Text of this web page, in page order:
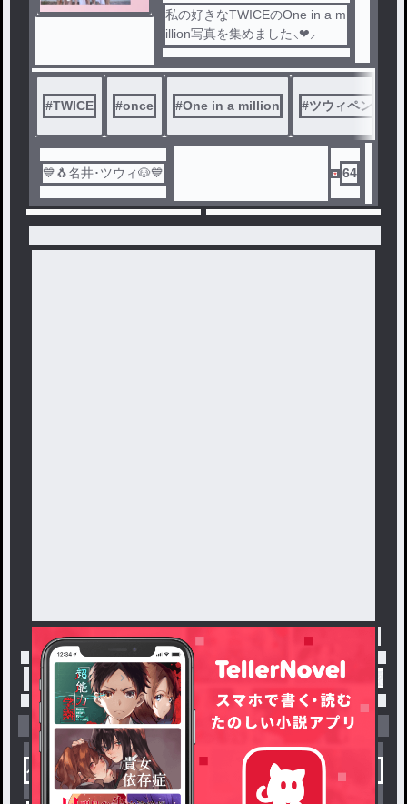
私の好きなTWICEのOne in a m
illion写真を集めました⸜❤︎⸝‍
あーほんと可愛いすぎ…キュン
死(*∩ω∩)
#TWICE #once #One in a million #ツウィペン
💙🐧名井･ツウィ🐶💙 64
トップ 「💙🐧名井･ツウィ🐶💙」最新作：遠距離恋愛
小説を探す ジャンルから探す